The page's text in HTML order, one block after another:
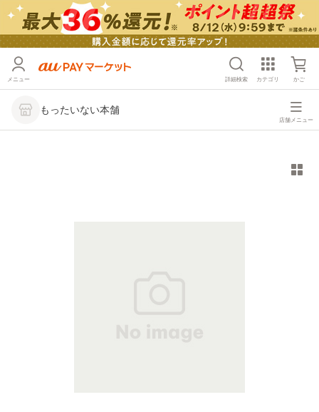
メニュー 詳細検索 カテゴリ かご
もったいない本舗
店舗メニュー